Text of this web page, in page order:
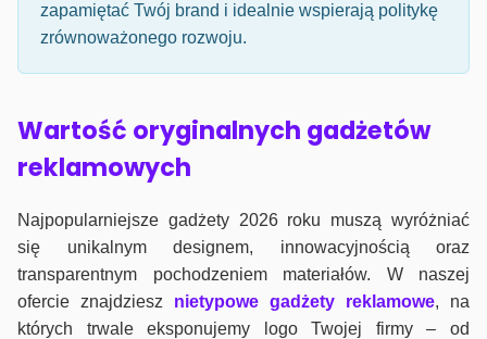
zapamiętać Twój brand i idealnie wspierają politykę
zrównoważonego rozwoju.
Wartość oryginalnych gadżetów
reklamowych
Najpopularniejsze gadżety 2026 roku muszą wyróżniać
się unikalnym designem, innowacyjnością oraz
transparentnym pochodzeniem materiałów. W naszej
ofercie znajdziesz nietypowe gadżety reklamowe, na
których trwale eksponujemy logo Twojej firmy – od